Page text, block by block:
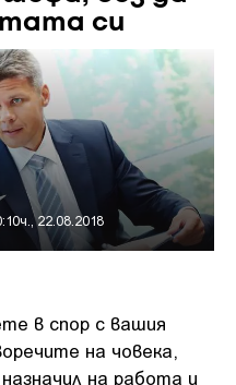
си
22.08.2018
в спор с вашия
на човека,
на работа и